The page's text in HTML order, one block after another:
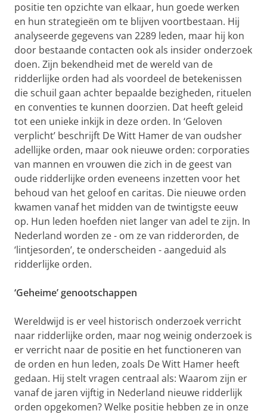
positie ten opzichte van elkaar, hun goede werken
en hun strategieën om te blijven voortbestaan. Hij
analyseerde gegevens van 2289 leden, maar hij kon
door bestaande contacten ook als insider onderzoek
doen. Zijn bekendheid met de wereld van de
ridderlijke orden had als voordeel de betekenissen
die schuil gaan achter bepaalde bezigheden, rituelen
en conventies te kunnen doorzien. Dat heeft geleid
tot een unieke inkijk in deze orden. In ‘Geloven
verplicht’ beschrijft De Witt Hamer de van oudsher
adellijke orden, maar ook nieuwe orden: corporaties
van mannen en vrouwen die zich in de geest van
oude ridderlijke orden eveneens inzetten voor het
behoud van het geloof en caritas. Die nieuwe orden
kwamen vanaf het midden van de twintigste eeuw
op. Hun leden hoefden niet langer van adel te zijn. In
Nederland worden ze - om ze van ridderorden, de
‘lintjesorden’, te onderscheiden - aangeduid als
ridderlijke orden.
‘Geheime’ genootschappen
Wereldwijd is er veel historisch onderzoek verricht
naar ridderlijke orden, maar nog weinig onderzoek is
er verricht naar de positie en het functioneren van
de orden en hun leden, zoals De Witt Hamer heeft
gedaan. Hij stelt vragen centraal als: Waarom zijn er
vanaf de jaren vijftig in Nederland nieuwe ridderlijk
orden opgekomen? Welke positie hebben ze in onze